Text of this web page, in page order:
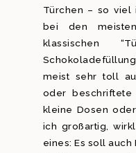
Türchen – so viel
bei den
klassischen
meist sehr toll
oder beschriftete
kleine Dosen
ich großartig,
eines: Es soll auch